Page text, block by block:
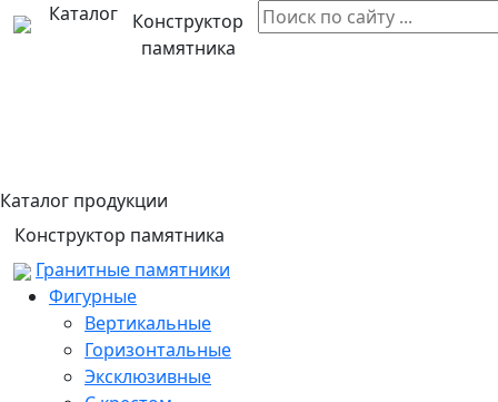
Каталог
Конструктор
памятника
Каталог продукции
Конструктор памятника
Гранитные памятники
Фигурные
Вертикальные
Горизонтальные
Эксклюзивные